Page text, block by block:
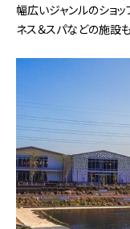
幅広いジャンルのショ
ネス＆スパなどの施設